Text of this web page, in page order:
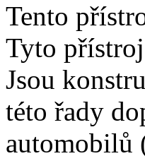
Tento
Tyto
Jsou
této řady
automobilů